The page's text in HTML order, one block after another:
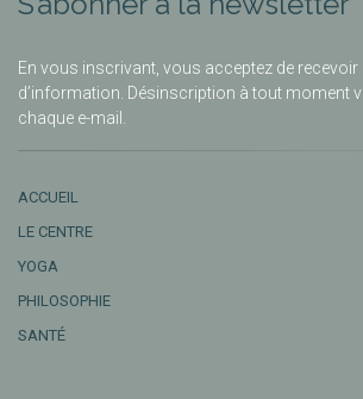
En vous inscrivant, vous acceptez de
d’information. Désinscription à tout moment
chaque e-mail.
ACCUEIL
LE CENTRE
YOGA
PHILOSOPHIE
SANTÉ